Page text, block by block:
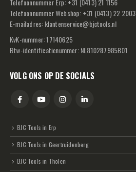
Telefoonnummer Erp:+31 (0413) 21 1156
Telefoonnummer Webshop: +31 (0413) 22 2003
E-mailadres: klantenservice@bjctools.nl
KvK-nummer: 17140625
Btw-identificatienummer: NL810287985B01
VOLG ONS OP DE SOCIALS
BJC Tools in Erp
BJC Tools in Geertruidenberg
BJC Tools in Tholen